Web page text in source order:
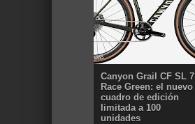
Canyon Grail CF SL 7
Race Green: el nuevo
cuadro de edición
limitada a 100
unidades